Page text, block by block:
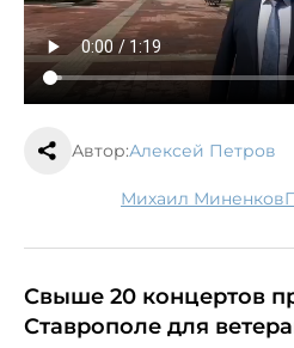
Автор:Алексей Петров
Михаил Миненков
Свыше 20 концертов
Ставрополе для